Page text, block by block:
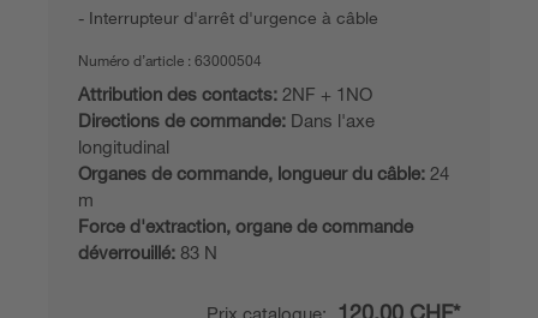
Interrupteur d'arrêt d'urgence à câble
Numéro d’article : 63000504
Attribution des contacts: 2NF + 1NO
Directions de commande: Dans l'axe
longitudinal
Organes de commande, longueur du câble: 24
m
Force d'extraction, organe de commande
déverrouillé: 83 N
Prix catalogue: 120,00 CHF*